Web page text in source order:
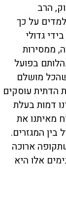
הרב
למדים על כך
גדולי
ממסירות
בפועל
מושלם
הדתית עוסקים
דמות בעלת
מאיתנו את
בין המגזרים.
ארוכה
אלו היא